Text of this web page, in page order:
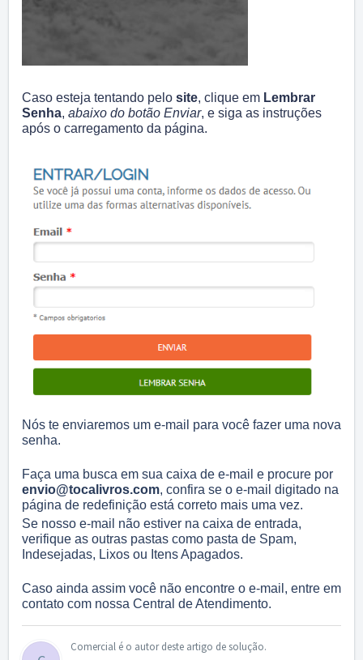
Caso esteja tentando pelo site, clique em Lembrar
Senha, abaixo do botão Enviar, e siga as instruções
após o carregamento da página.
Nós te enviaremos um e-mail para você fazer uma nova
senha.
Faça uma busca em sua caixa de e-mail e procure por
envio@tocalivros.com, confira se o e-mail digitado na
página de redefinição está correto mais uma vez.
Se nosso e-mail não estiver na caixa de entrada,
verifique as outras pastas como pasta de Spam,
Indesejadas, Lixos ou Itens Apagados.
Caso ainda assim você não encontre o e-mail, entre em
contato com nossa Central de Atendimento.
Comercial é o autor deste artigo de solução.